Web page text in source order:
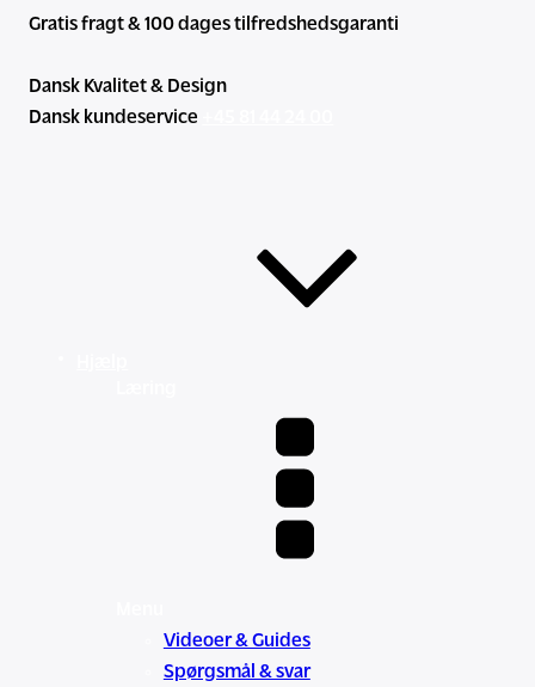
Gratis fragt & 100 dages tilfredshedsgaranti
Dansk Kvalitet & Design
Dansk kundeservice
Videoer & Guides
Spørgsmål & svar